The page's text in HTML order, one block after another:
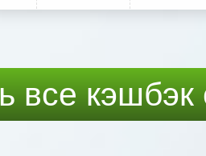
все